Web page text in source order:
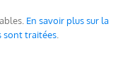
En savoir plus sur la
sont traitées